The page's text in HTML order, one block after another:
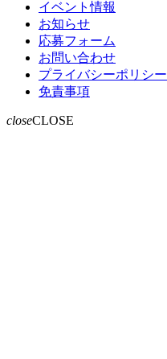
イベント情報
お知らせ
応募フォーム
お問い合わせ
プライバシーポリシー
免責事項
closeCLOSE